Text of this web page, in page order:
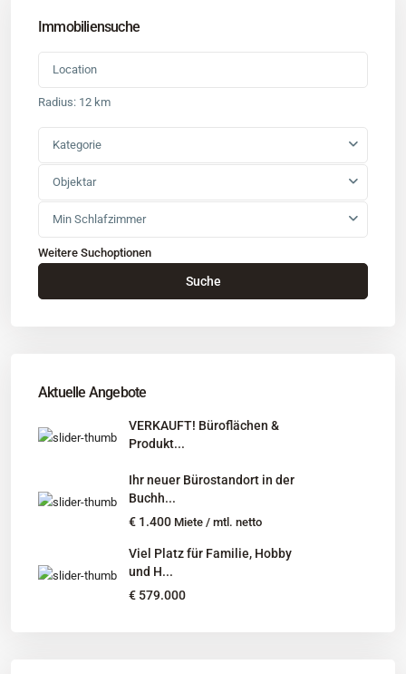
Immobiliensuche
Radius: 12 km
Kategorie
Objektar
Min Schlafzimmer
Weitere Suchoptionen
Suche
Aktuelle Angebote
VERKAUFT! Büroflächen &
Produkt...
Ihr neuer Bürostandort in der
Buchh...
€ 1.400 Miete / mtl. netto
Viel Platz für Familie, Hobby
und H...
€ 579.000
Kontakt
: Buchholz in der Nordheide
Unternehmen
Immobilienangebote